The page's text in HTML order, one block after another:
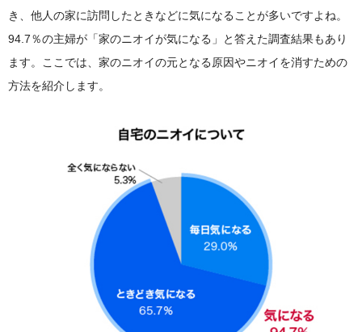
き、他人の家に訪問したときなどに気になることが多いですよね。
94.7％の主婦が「家のニオイが気になる」と答えた調査結果もあり
ます。ここでは、家のニオイの元となる原因やニオイを消すための
方法を紹介します。